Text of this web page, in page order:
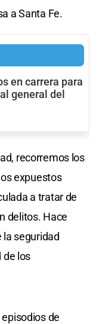
a Santa Fe.
en carrera para
general del
recorremos los
expuestos
a tratar de
delitos. Hace
seguridad
de los
de